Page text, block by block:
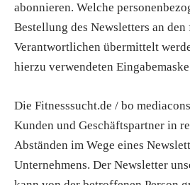
abonnieren. Welche
Bestellung des Newsletters an
Verantwortlichen übermittelt
hierzu verwendeten
Die Fitnesssucht.de / bo
Kunden und Geschäftspartner in
Abständen im Wege eines
Unternehmens. Der Newsletter